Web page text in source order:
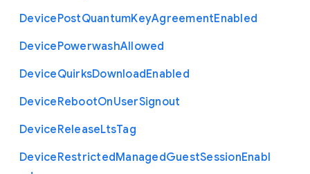
DevicePostQuantumKeyAgreementEnabled
DevicePowerwashAllowed
DeviceQuirksDownloadEnabled
DeviceRebootOnUserSignout
DeviceReleaseLtsTag
DeviceRestrictedManagedGuestSessionEnabl